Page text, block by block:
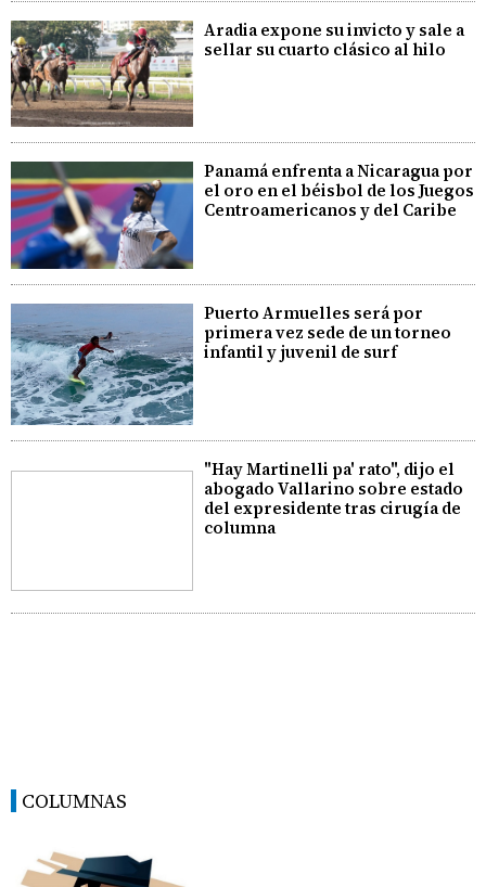
Aradia expone su invicto y sale a
sellar su cuarto clásico al hilo
Panamá enfrenta a Nicaragua por
el oro en el béisbol de los Juegos
Centroamericanos y del Caribe
Puerto Armuelles será por
primera vez sede de un torneo
infantil y juvenil de surf
"Hay Martinelli pa' rato", dijo el
abogado Vallarino sobre estado
del expresidente tras cirugía de
columna
COLUMNAS